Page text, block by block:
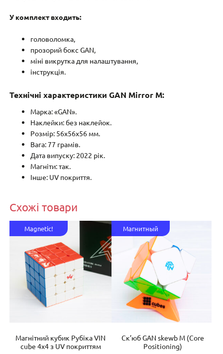
У комплект входить:
головоломка,
прозорий бокс GAN,
міні викрутка для налаштування,
інструкція.
Технічні характеристики GAN Mirror M:
Марка: «GAN».
Наклейки: без наклейок.
Розмір: 56x56x56 мм.
Вага: 77 грамів.
Дата випуску: 2022 рік.
Магніти: так.
Інше: UV покриття.
Схожі товари
Магнітний кубик Рубіка VIN
cube 4х4 з UV покриттям
Magnetic!
Ск’юб GAN skewb M (Core
Positioning)
Магнитный